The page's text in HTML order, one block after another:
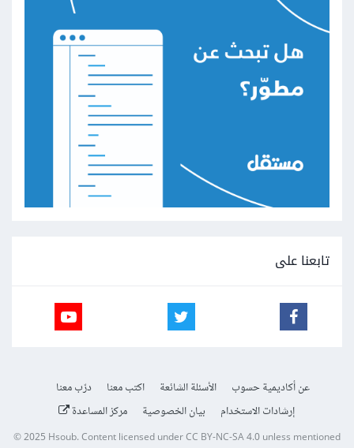
تابعنا على
عن أكاديمية حسوب الأسئلة الشائعة اكتب معنا
درّب معنا
إرشادات الاستخدام
بيان الخصوصية مركز المساعدة
© 2025Hsoub.Content licensed underCC BY-NC-SA 4.0unless mentioned